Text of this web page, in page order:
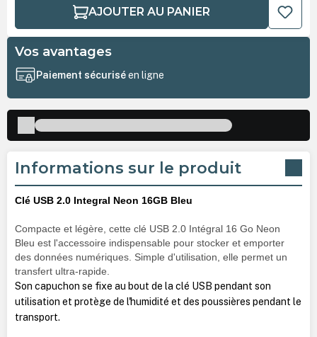
AJOUTER AU PANIER
Vos avantages
Paiement sécuriséen ligne
Informations sur le produit
Clé USB 2.0 Integral Neon 16GB Bleu
Compacte et légère, cette clé USB 2.0 Intégral 16 Go Neon
Bleu est l'accessoire indispensable pour stocker et emporter
des données numériques. Simple d'utilisation, elle permet un
transfert ultra-rapide.
Son capuchon se fixe au bout de la clé USB pendant son
utilisation et protège de l'humidité et des poussières pendant le
transport.